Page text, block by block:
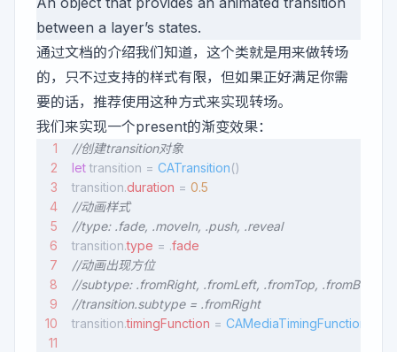
between a layer’s states.
通过文档的介绍我们知道，这个类就是用来做转场
的，只不过支持的样式有限，但如果正好满足你需
要的话，推荐使用这种方式来实现转场。
我们来实现一个present的渐变效果：
//创建transition对象
let transition = CATransition()
transition.duration = 0.5
//动画样式
//type: .fade, .moveIn, .push, .reveal
transition.type = .fade
//动画出现方位
//subtype: .fromRight, .fromLeft, .fromTop, .fromBottem
//transition.subtype = .fromRight
transition.timingFunction = CAMediaTimingFunction